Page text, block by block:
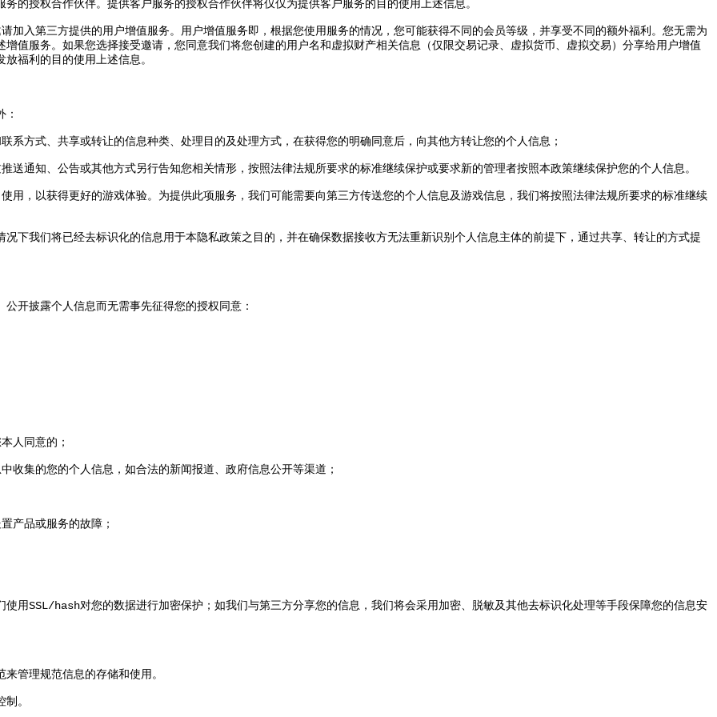
务的授权合作伙伴。 提供客户服务的授权合作伙伴将仅仅为提供客户服务的目的使用上述信息。
加入第三方提供的用户增值服务。 用户增值服务即 ， 根据您使用服务的情况 ， 您可能获得不同的会员等级 ， 并享受不同的额外福利 。 您无需为
增值服务。 如果您选择接受邀请 ， 您同意我们将您创建的用户名和虚拟财产相关信息 （仅限交易记录、 虚拟货币、 虚拟交易 ） 分享给用户增值
放福利的目的使用上述信息。
：
系方式、 共享或转让的信息种类、 处理目的及处理方式 ， 在获得您的明确同意后 ， 向其他方转让您的个人信息 ；
送通知、 公告或其他方式另行告知您相关情形 ， 按照法律法规所要求的标准继续保护或要求新的管理者按照本政策继续保护您的个人信息。
使用 ， 以获得更好的游戏体验。 为提供此项服务 ， 我们可能需要向第三方传送您的个人信息及游戏信息 ， 我们将按照法律法规所要求的标准继续
况下我们将已经去标识化的信息用于本隐私政策之目的 ， 并在确保数据接收方无法重新识别个人信息主体的前提下 ， 通过共享、 转让的方式提
公开披露个人信息而无需事先征得您的授权同意 ：
人同意的 ；
收集的您的个人信息 ， 如合法的新闻报道、 政府信息公开等渠道 ；
产品或服务的故障 ；
使用SSL/hash对您的数据进行加密保护 ； 如我们与第三方分享您的信息 ， 我们将会采用加密、 脱敏及其他去标识化处理等手段保障您的信息安
来管理规范信息的存储和使用 。
制 。